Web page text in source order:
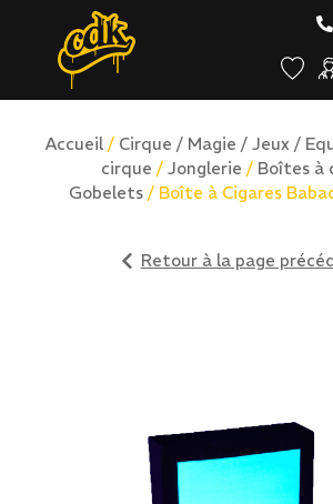
Accueil / Cirque / Magie / Jeux /
cirque / Jonglerie / Boîtes à
Gobelets/ Boîte à Cigares
Retour à la page